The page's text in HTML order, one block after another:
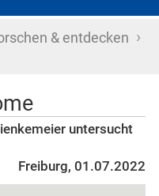
& entdecken ›
untersucht
Freiburg, 01.07.2022